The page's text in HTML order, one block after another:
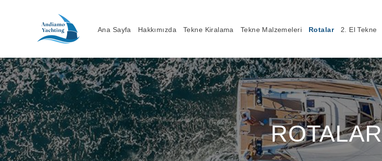
Ana Sayfa Hakkımızda Tekne Kiralama Tekne Malzemeleri Rotalar 2. El Tekne
ROTALAR